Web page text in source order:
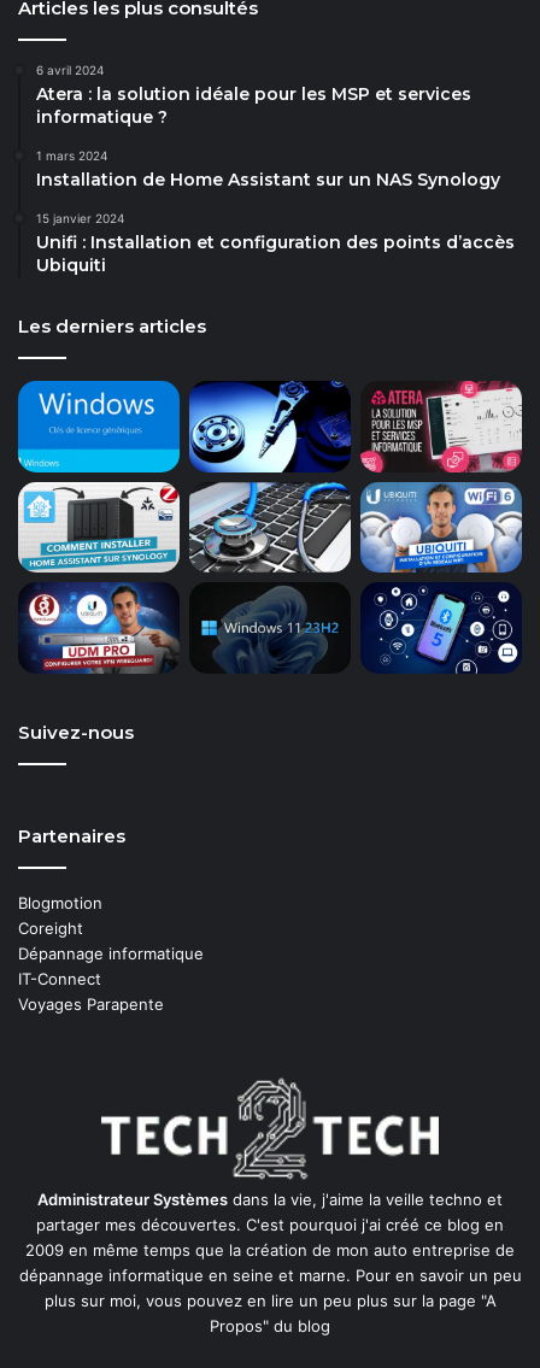
Articles les plus consultés
6 avril 2024
Atera : la solution idéale pour les MSP et services
informatique ?
1 mars 2024
Installation de Home Assistant sur un NAS Synology
15 janvier 2024
Unifi : Installation et configuration des points d’accès
Ubiquiti
Les derniers articles
Suivez-nous
Partenaires
Blogmotion
Coreight
Dépannage informatique
IT-Connect
Voyages Parapente
Administrateur Systèmes dans la vie, j'aime la veille techno et
partager mes découvertes. C'est pourquoi j'ai créé ce blog en
2009 en même temps que la création de mon auto entreprise de
dépannage informatique en seine et marne. Pour en savoir un peu
plus sur moi, vous pouvez en lire un peu plus sur la page "A
Propos" du blog